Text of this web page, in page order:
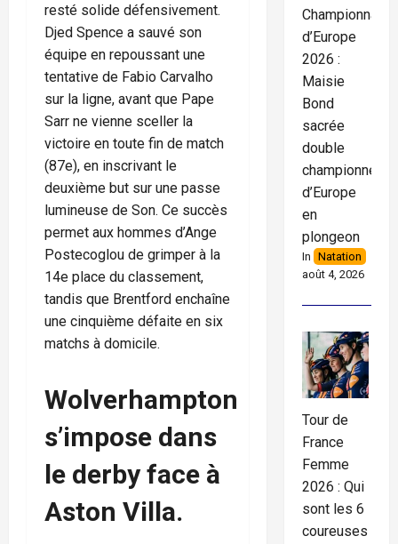
resté solide défensivement.
Djed Spence a sauvé son
équipe en repoussant une
tentative de Fabio Carvalho
sur la ligne, avant que Pape
Sarr ne vienne sceller la
victoire en toute fin de match
(87e), en inscrivant le
deuxième but sur une passe
lumineuse de Son. Ce succès
permet aux hommes d’Ange
Postecoglou de grimper à la
14e place du classement,
tandis que Brentford enchaîne
une cinquième défaite en six
matchs à domicile.
Wolverhampton
s’impose dans
le derby face à
Aston Villa.
Championnats
d’Europe
2026 :
Maisie
Bond
sacrée
double
championne
d’Europe
en
plongeon
In Natation
août 4, 2026
Tour de
France
Femme
2026 : Qui
sont les 6
coureuses